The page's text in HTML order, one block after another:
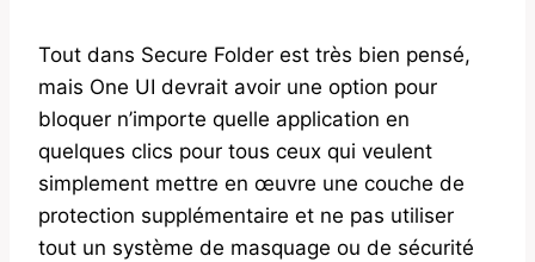
Tout dans Secure Folder est très bien pensé,
mais One UI devrait avoir une option pour
bloquer n’importe quelle application en
quelques clics pour tous ceux qui veulent
simplement mettre en œuvre une couche de
protection supplémentaire et ne pas utiliser
tout un système de masquage ou de sécurité